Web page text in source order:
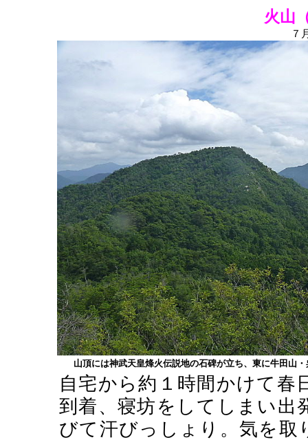
火山
７
山頂には神武天皇烽火伝説地の石碑が立ち、東に牛田山
自宅から約１時間かけて春
到着、寝坊をしてしまい出
びて汗びっしょり。気を取